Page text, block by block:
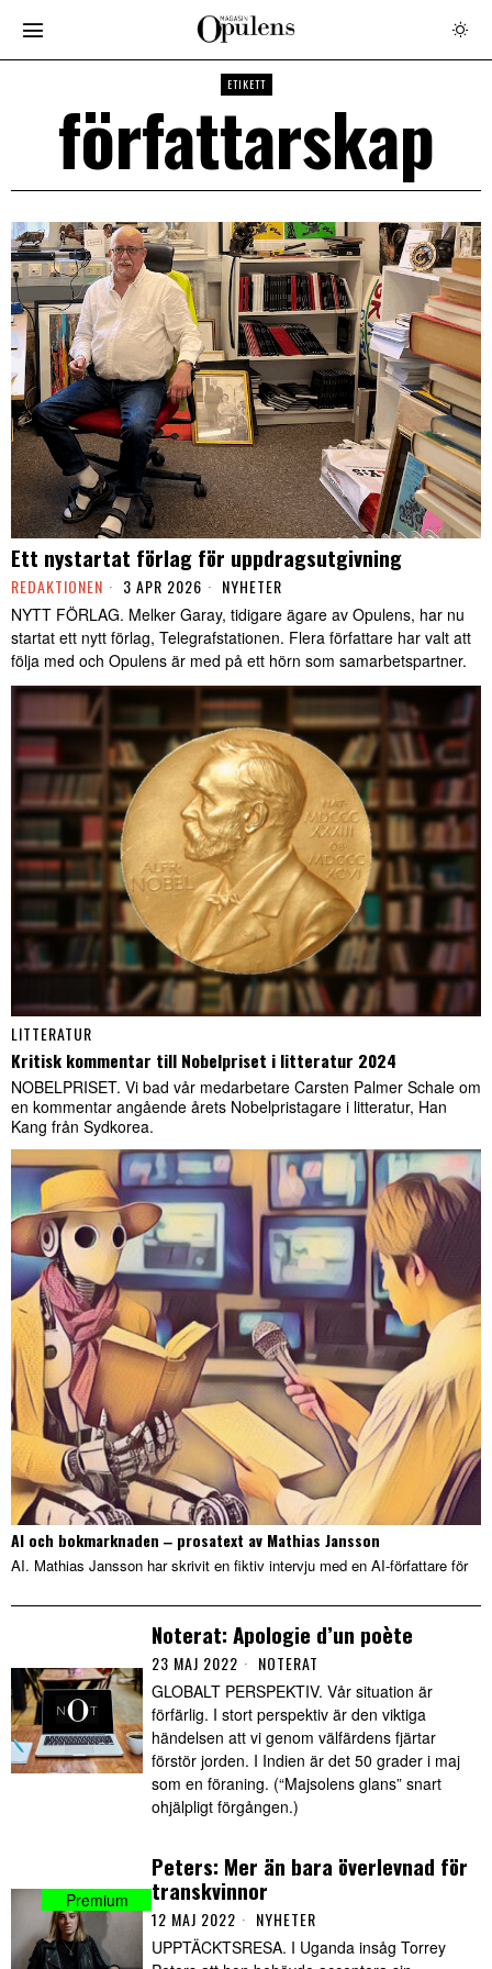
ETIKETT
författarskap
Ett nystartat förlag för uppdragsutgivning
REDAKTIONEN 3 APR 2026 NYHETER
NYTT FÖRLAG. Melker Garay, tidigare ägare av Opulens, har nu
startat ett nytt förlag, Telegrafstationen. Flera författare har valt att
följa med och Opulens är med på ett hörn som samarbetspartner.
LITTERATUR
Kritisk kommentar till Nobelpriset i litteratur 2024
NOBELPRISET. Vi bad vår medarbetare Carsten Palmer Schale om
en kommentar angående årets Nobelpristagare i litteratur, Han
Kang från Sydkorea.
AI och bokmarknaden ‒ prosatext av Mathias Jansson
AI. Mathias Jansson har skrivit en fiktiv intervju med en AI-författare för
Noterat: Apologie d’un poète
23 MAJ 2022 NOTERAT
GLOBALT PERSPEKTIV. Vår situation är
förfärlig. I stort perspektiv är den viktiga
händelsen att vi genom välfärdens fjärtar
förstör jorden. I Indien är det 50 grader i maj
som en föraning. (“Majsolens glans” snart
ohjälpligt förgången.)
Peters: Mer än bara överlevnad för
transkvinnor
12 MAJ 2022 NYHETER
UPPTÄCKTSRESA. I Uganda insåg Torrey